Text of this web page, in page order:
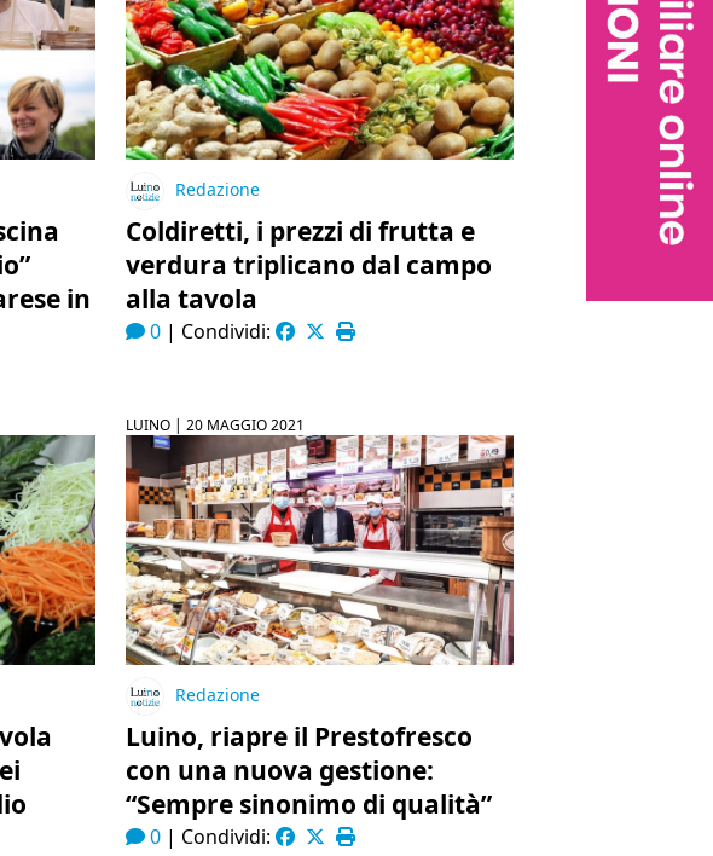
in
Redazione
Coldiretti, i prezzi di frutta e
verdura triplicano dal campo
alla tavola
0| Condividi:
LUINO | 20 MAGGIO 2021
Redazione
Luino, riapre il Prestofresco
con una nuova gestione:
“Sempre sinonimo di qualità”
0| Condividi: